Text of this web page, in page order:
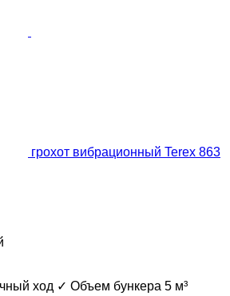
грохот вибрационный Terex 863
ход ✓ Объем бункера 5 м³